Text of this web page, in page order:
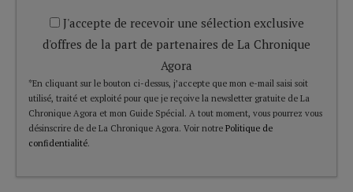
J'accepte de recevoir une sélection exclusive
d'offres de la part de partenaires de La Chronique
Agora
*En cliquant sur le bouton ci-dessus, j’accepte que mon e-mail saisi soit
utilisé, traité et exploité pour que je reçoive la newsletter gratuite de La
Chronique Agora et mon Guide Spécial. A tout moment, vous pourrez vous
désinscrire de de La Chronique Agora. Voir notre Politique de
confidentialité.